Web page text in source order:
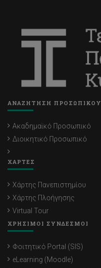
ΑΝΑΖΗΤΗΣΗ ΠΡΟΣΩΠΙΚΟΥ
Ακαδημαϊκό Προσωπικό
Διοικητικό Προσωπικό
ΧΑΡΤΕΣ
Χάρτης Πανεπιστημίου
Χάρτης Πλοήγησης
Virtual Tour
ΧΡΗΣΙΜΟΙ ΣΥΝΔΕΣΜΟΙ
Φοιτητικό Portal (SIS)
eLearning (Moodle)